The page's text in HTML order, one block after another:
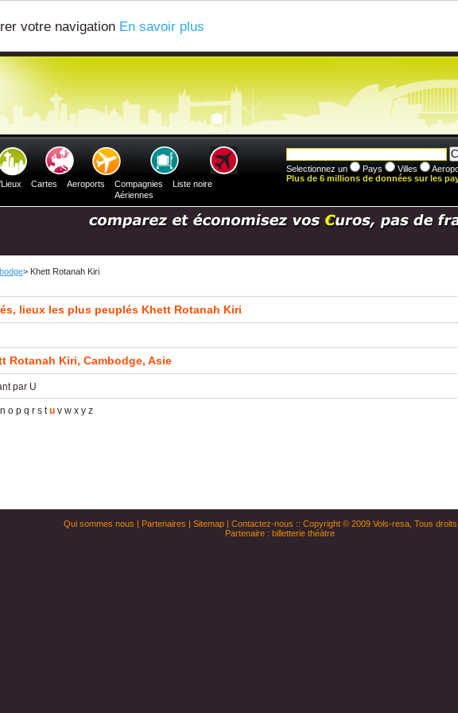
votre navigation En savoir plus
Cartes Aeroports
Compagnies
Aériennes
Liste noire
Selectionnez un Pays Villes
Plus de 6 millions de données sur les
> Khett Rotanah Kiri
lieux les plus peuplés Khett Rotanah Kiri
Rotanah Kiri, Cambodge, Asie
par U
n o p q r s tu v w x y z
Qui sommes nous | Partenaires | Sitemap| Contactez-nous :: Copyright © 2009 Vols-resa, Tous
Partenaire : billetterie théàtre